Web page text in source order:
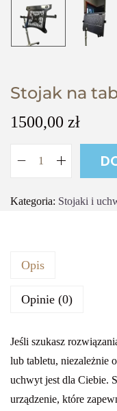
Stojak na
1500,00 zł
Kategoria: Stojaki i
Opis
Opinie (0)
Jeśli szukasz
lub tabletu, niezależnie
uchwyt jest dla Ciebie.
urządzenie, które